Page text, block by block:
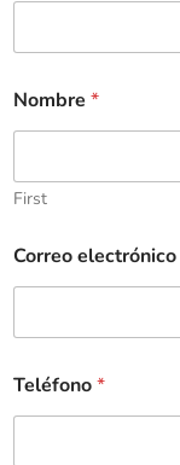
Nombre *
First
Correo electrónico
Teléfono*